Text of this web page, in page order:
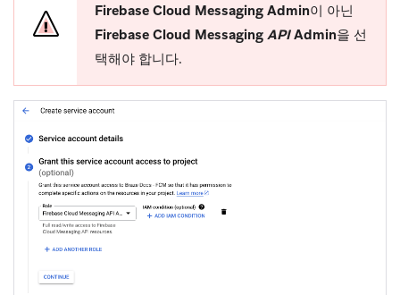
Firebase Cloud Messaging Admin이 아닌
Firebase Cloud Messaging APIAdmin을 선
택해야 합니다.